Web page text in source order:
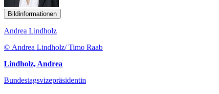
Bildinformationen
Andrea Lindholz
© Andrea Lindholz/ Timo Raab
Lindholz, Andrea
Bundestagsvizepräsidentin